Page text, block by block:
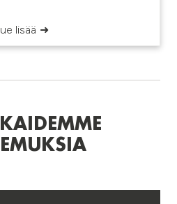
lisää